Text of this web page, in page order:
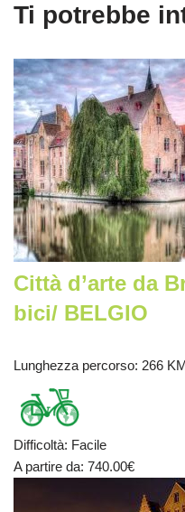
Ti potrebbe
Città d’arte da
bici/ BELGIO
Lunghezza percorso: 266 KM
Difficoltà: Facile
A partire da: 740.00€